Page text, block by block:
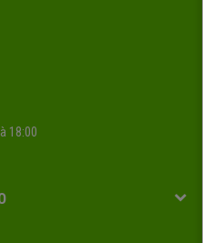
18:00